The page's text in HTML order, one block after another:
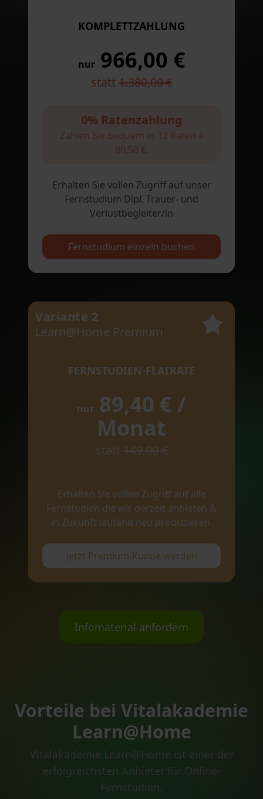
KOMPLETTZAHLUNG
nur966,00 €
statt1.380,00 €
0% Ratenzahlung
Zahlen Sie bequem in 12 Raten à
80,50 €.
Erhalten Sie vollen Zugriff auf unser
Fernstudium Dipl. Trauer- und
Verlustbegleiter/in
Fernstudium einzeln buchen
Variante 2
Learn@Home Premium
FERNSTUDIEN-FLATRATE
nur 89,40 € /
Monat
statt 149,00 €
Erhalten Sie vollen Zugriff auf alle
Fernstudien die wir derzeit anbieten &
in Zukunft laufend neu produzieren.
Jetzt Premium-Kunde werden
Infomaterial anfordern
Vorteile bei Vitalakademie
Learn@Home
Vitalakademie Learn@Home ist einer der
erfolgreichsten Anbieter für Online-
Fernstudien.